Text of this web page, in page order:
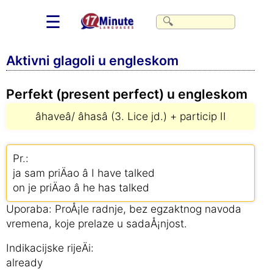
☰
Aktivni glagoli u engleskom
Perfekt (present perfect) u engleskom
âhaveâ/ âhasâ (3. Lice jd.) + particip II
Pr.:
ja sam priÄao â I have talked
on je priÄao â he has talked
Uporaba: ProÅ¡le radnje, bez egzaktnog navoda
vremena, koje prelaze u sadaÅ¡njost.
Indikacijske rijeÄi:
already